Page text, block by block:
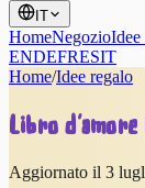
IT
HomeNegozioIdee
ENDEFRESIT
Home/Idee regalo
Libro
Aggiornato il 3